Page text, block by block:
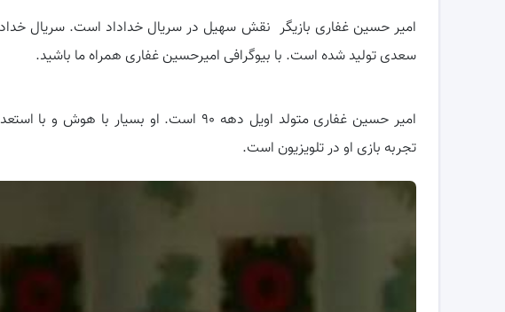
امیر حسین غفاری بازیگر نقش سهیل در سریال خداداد است. سریال
سعدی تولید شده است. با بیوگرافی امیرحسین غفاری همراه ما باشید.
امیر حسین غفاری متولد اویل دهه ۹۰ است. او
تجربه بازی او در تلویزیون است.